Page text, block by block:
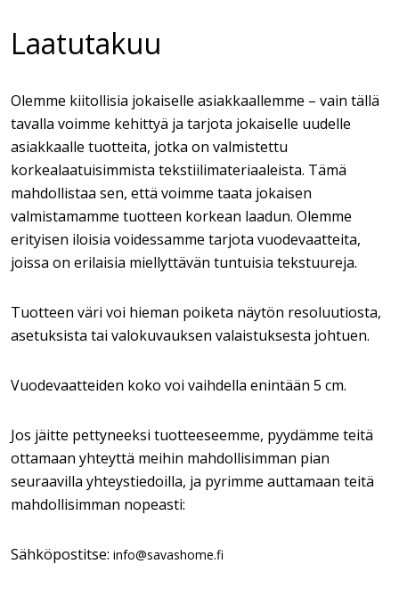
Laatutakuu
Olemme kiitollisia jokaiselle asiakkaallemme – vain tällä
tavalla voimme kehittyä ja tarjota jokaiselle uudelle
asiakkaalle tuotteita, jotka on valmistettu
korkealaatuisimmista tekstiilimateriaaleista. Tämä
mahdollistaa sen, että voimme taata jokaisen
valmistamamme tuotteen korkean laadun. Olemme
erityisen iloisia voidessamme tarjota vuodevaatteita,
joissa on erilaisia miellyttävän tuntuisia tekstuureja.
Tuotteen väri voi hieman poiketa näytön resoluutiosta,
asetuksista tai valokuvauksen valaistuksesta johtuen.
Vuodevaatteiden koko voi vaihdella enintään 5 cm.
Jos jäitte pettyneeksi tuotteeseemme, pyydämme teitä
ottamaan yhteyttä meihin mahdollisimman pian
seuraavilla yhteystiedoilla, ja pyrimme auttamaan teitä
mahdollisimman nopeasti:
Sähköpostitse: info@savashome.fi